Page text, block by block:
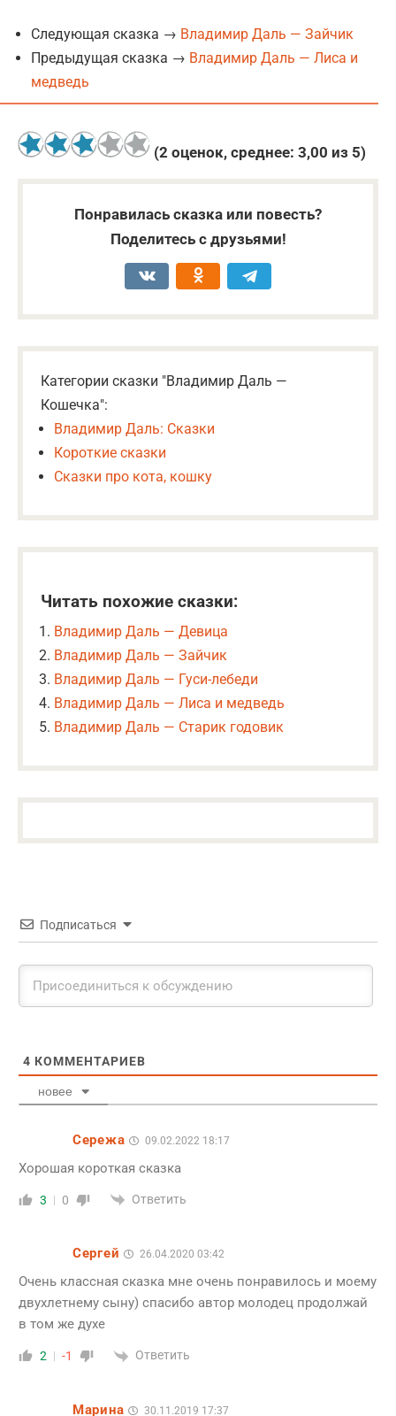
Следующая сказка → Владимир Даль — Зайчик
Предыдущая сказка → Владимир Даль — Лиса и
медведь
(2 оценок, среднее: 3,00 из 5)
Понравилась сказка или повесть?
Поделитесь с друзьями!
Категории сказки "Владимир Даль —
Кошечка":
Владимир Даль: Сказки
Короткие сказки
Сказки про кота, кошку
Читать похожие сказки:
Владимир Даль — Девица
Владимир Даль — Зайчик
Владимир Даль — Гуси-лебеди
Владимир Даль — Лиса и медведь
Владимир Даль — Старик годовик
Подписаться
4 КОММЕНТАРИЕВ
новее
Сережа 09.02.2022 18:17
Хорошая короткая сказка
3 0 Ответить
Сергей 26.04.2020 03:42
Очень классная сказка мне очень понравилось и моему
двухлетнему сыну) спасибо автор молодец продолжай
в том же духе
2 -1 Ответить
Марина 30.11.2019 17:37